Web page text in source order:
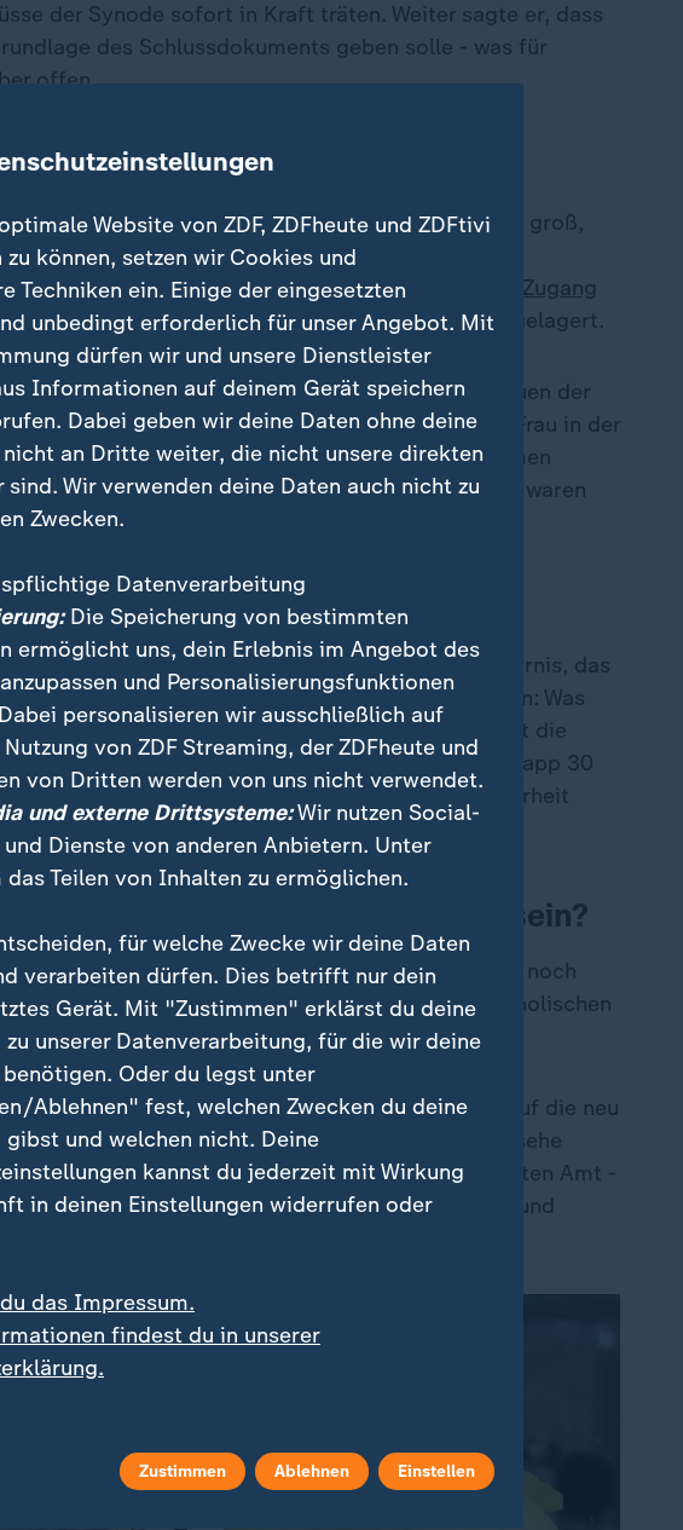
der Synode sofort in Kraft träten. Weiter sagte er, dass
des Schlussdokuments geben solle - was für
offen.
"Frage der Frauen"
die Enttäuschung über die Ergebnisse der Synode groß,
"Frage der Frauen". Im Vorfeld der
Papst Franziskus "schwierige Themen" wie den Zugang
in der Kirchein sogenannte Arbeitsgruppen ausgelagert.
Schlussdokument und im Gespräch mit den Frauen der
Vatikan kann die Diskussionen um die Rolle der Frau in der
Das zeigte sich besonders bei der gemeinsamen
Schlussdokuments. Bei keinem anderen Punkt waren
so uneinig.
vadis, Papst Franziskus?
anderem: "Es gibt keinen Grund und kein Hindernis, das
Führungsaufgaben in der Kirche zu übernehmen: Was
kann nicht aufgehalten werden. Außerdem bleibt die
zum diakonischen Dienst weiterhin offen." Knapp 30
stimmten dagegen. Für die Zwei-Drittel-Mehrheit
werden Frauen in der Kirche sein?
Ergebnis, das für die meisten vor einem Jahr noch
Ämter könnten die Ergebnisse der Synode katholischen
öffnen?
Experte bei der Weltsynode, zieht mit Blick auf die neu
Entscheidungen ein deutliches Fazit: "Ich sehe
Führungspositionen, und ich sehe sie im ordinierten Amt -
ganzen Welt, sondern in Ländern, die es wollen und
Website von ZDF, ZDFheute und ZDFtivi
zu können, setzen wir Cookies und
Techniken ein. Einige der eingesetzten
unbedingt erforderlich für unser Angebot. Mit
dürfen wir und unsere Dienstleister
Informationen auf deinem Gerät speichern
Dabei geben wir deine Daten ohne deine
an Dritte weiter, die nicht unsere direkten
Wir verwenden deine Daten auch nicht zu
Zwecken.
Datenverarbeitung
Die Speicherung von bestimmten
ermöglicht uns, dein Erlebnis im Angebot des
und Personalisierungsfunktionen
personalisieren wir ausschließlich auf
von ZDF Streaming, der ZDFheute und
von Dritten werden von uns nicht verwendet.
und externe Drittsysteme:Wir nutzen Social-
Dienste von anderen Anbietern. Unter
das Teilen von Inhalten zu ermöglichen.
für welche Zwecke wir deine Daten
verarbeiten dürfen. Dies betrifft nur dein
Gerät. Mit "Zustimmen" erklärst du deine
unserer Datenverarbeitung, für die wir deine
Oder du legst unter
Ablehnen" fest, welchen Zwecken du deine
gibst und welchen nicht. Deine
kannst du jederzeit mit Wirkung
in deinen Einstellungen widerrufen oder
das Impressum.
findest du in unserer
Zustimmen Ablehnen Einstellen